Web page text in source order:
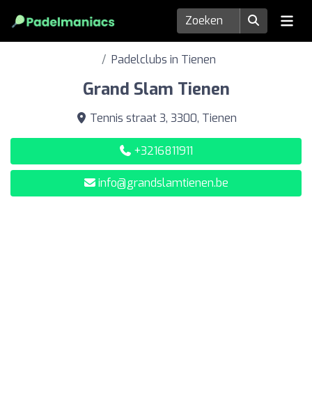
Padelclubs in Tienen
Grand Slam Tienen
Tennis straat 3, 3300, Tienen
+3216811911
info@grandslamtienen.be